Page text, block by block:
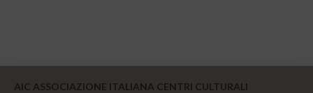
AIC ASSOCIAZIONE ITALIANA CENTRI CULTURALI